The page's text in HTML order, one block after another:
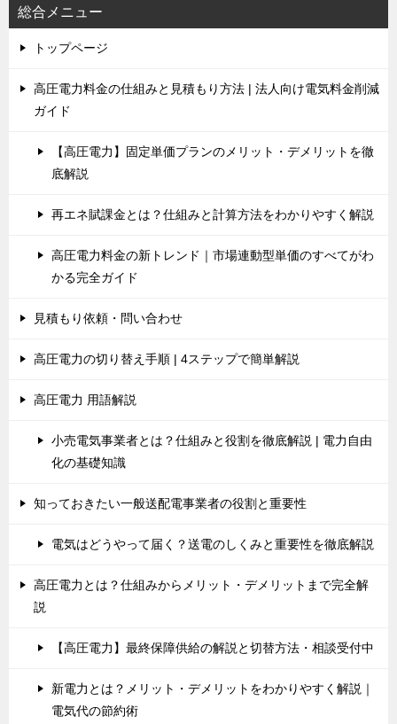
総合メニュー
トップページ
高圧電力料金の仕組みと見積もり方法 | 法人向け電気料金削減
ガイド
【高圧電力】固定単価プランのメリット・デメリットを徹
底解説
再エネ賦課金とは？仕組みと計算方法をわかりやすく解説
高圧電力料金の新トレンド｜市場連動型単価のすべてがわ
かる完全ガイド
見積もり依頼・問い合わせ
高圧電力の切り替え手順 | 4ステップで簡単解説
高圧電力 用語解説
小売電気事業者とは？仕組みと役割を徹底解説 | 電力自由
化の基礎知識
知っておきたい一般送配電事業者の役割と重要性
電気はどうやって届く？送電のしくみと重要性を徹底解説
高圧電力とは？仕組みからメリット・デメリットまで完全解
説
【高圧電力】最終保障供給の解説と切替方法・相談受付中
新電力とは？メリット・デメリットをわかりやすく解説｜
電気代の節約術